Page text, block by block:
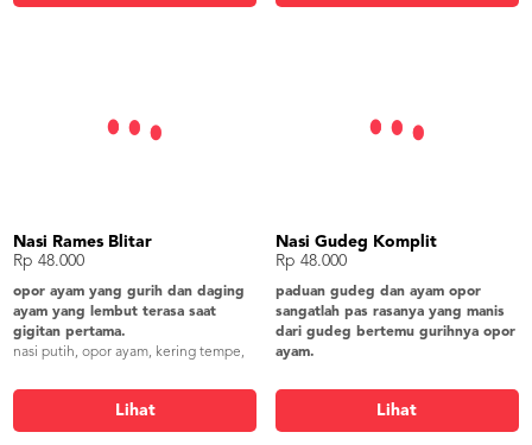
kerupuk gendar
Nasi Rames Blitar
Rp 48.000
opor ayam yang gurih dan daging
ayam yang lembut terasa saat
gigitan pertama.
nasi putih, opor ayam, kering tempe,
timun, peyek, sambel
Lihat
Nasi Gudeg Komplit
Rp 48.000
paduan gudeg dan ayam opor
sangatlah pas rasanya yang manis
dari gudeg bertemu gurihnya opor
ayam.
krecek, gudeg, lalap timun, peyek,
Lihat